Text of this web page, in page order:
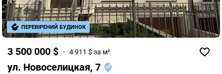
3 500 000 $ 4 911 $ за м²
ул. Новоселицкая, 7
ПЕРЕВІРЕНИЙ БУДИНОК